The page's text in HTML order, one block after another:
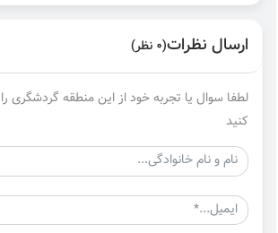
ارسال نظرات(0 نظر)
لطفا سوال یا تجربه خود از این منطقه گردشگری
کنید